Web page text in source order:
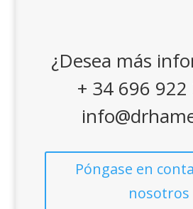
¿Desea más
+ 34 696
Póngase en
nosotros